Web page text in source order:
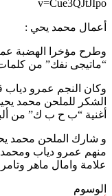
v=Cue3QJtJIpo
أعمال محمد يحي :
وطرح مؤخرا الهضبة
“ماتيجى نفك” من
وكان النجم عمرو دياب
الشكر للملحن محمد
أغنية “ب ح ب ك” من
و شارك الملحن محمد
منهم عمرو دياب
علامة وامال ماهر
الوسوم